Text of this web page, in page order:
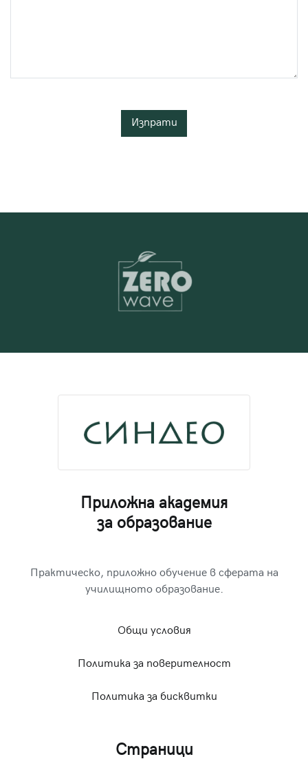
Приложна академия
за образование
Практическо, приложно обучение в сферата на
училищното образование.
Общи условия
Политика за поверителност
Политика за бисквитки
Страници